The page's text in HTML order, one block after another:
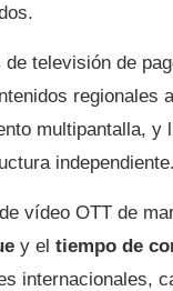
televisión de
regionales
multipantalla, y
independiente.
vídeo OTT de
y el tiempo de
internacionales,